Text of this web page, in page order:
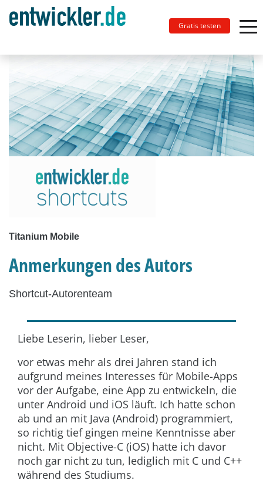
Gratis testen
Titanium Mobile
Anmerkungen des Autors
Shortcut-Autorenteam
Liebe Leserin, lieber Leser,
vor etwas mehr als drei Jahren stand ich
aufgrund meines Interesses für Mobile-Apps
vor der Aufgabe, eine App zu entwickeln, die
unter Android und iOS läuft. Ich hatte schon
ab und an mit Java (Android) programmiert,
so richtig tief gingen meine Kenntnisse aber
nicht. Mit Objective-C (iOS) hatte ich davor
noch gar nicht zu tun, lediglich mit C und C++
während des Studiums.